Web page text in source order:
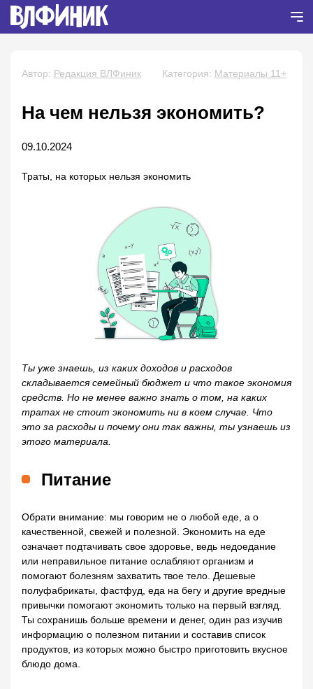
Автор: Редакция ВЛФиник Категория: Материалы 11+
На чем нельзя экономить?
09.10.2024
Траты, на которых нельзя экономить
Ты уже знаешь, из каких доходов и расходов
складывается семейный бюджет и что такое экономия
средств. Но не менее важно знать о том, на каких
тратах не стоит экономить ни в коем случае. Что
это за расходы и почему они так важны, ты узнаешь из
этого материала.
Питание
Обрати внимание: мы говорим не о любой еде, а о
качественной, свежей и полезной. Экономить на еде
означает подтачивать свое здоровье, ведь недоедание
или неправильное питание ослабляют организм и
помогают болезням захватить твое тело. Дешевые
полуфабрикаты, фастфуд, еда на бегу и другие вредные
привычки помогают экономить только на первый взгляд.
Ты сохранишь больше времени и денег, один раз изучив
информацию о полезном питании и составив список
продуктов, из которых можно быстро приготовить вкусное
блюдо дома.